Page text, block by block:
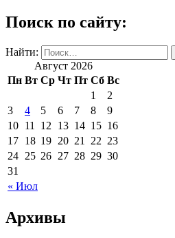
Поиск по сайту:
Найти:
Август 2026
Пн Вт Ср Чт Пт Сб Вс
« Июл
1
2
3
4 5 6 7 8
9
10 11 12 13 14 15 16
17 18 19 20 21 22 23
24 25 26 27 28 29 30
31
Архивы